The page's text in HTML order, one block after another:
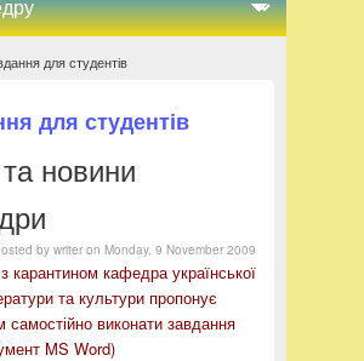
here
для студентів
для студентів
та новини
bywriter onMonday, 9 November 2009
карантином кафедра української
та культури пропонує
самостійно виконати завдання
MS Word)